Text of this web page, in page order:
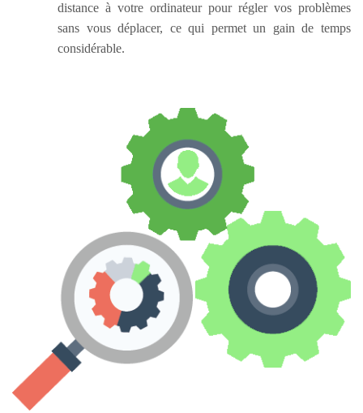
distance à votre ordinateur pour régler vos problèmes
sans vous déplacer, ce qui permet un gain de temps
considérable.